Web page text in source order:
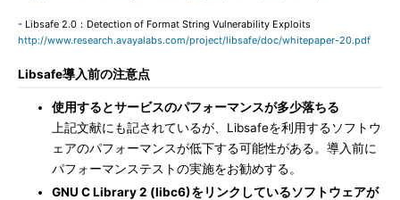
- Libsafe 2.0：Detection of Format String Vulnerability Exploits
http://www.research.avayalabs.com/project/libsafe/doc/whitepaper-20.pdf
Libsafe導入前の注意点
使用するとサービスのパフォーマンスが多少落ちる
上記文献にも記されているが、Libsafeを利用するソフトウ
ェアのパフォーマンスが低下する可能性がある。導入前に
パフォーマンステストの実施をお勧めする。
GNU C Library 2 (libc6)をリンクしているソフトウェアが